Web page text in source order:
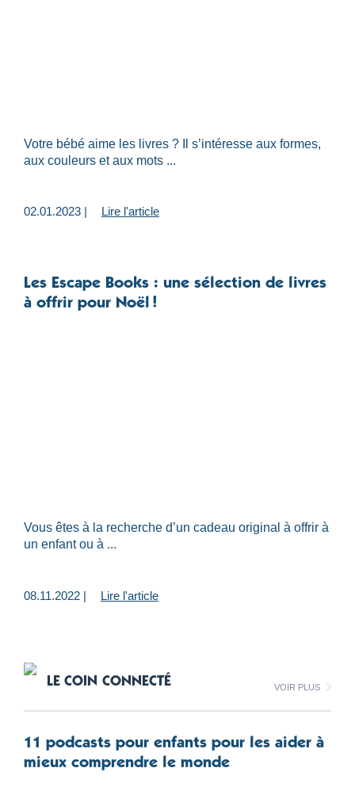
Votre bébé aime les livres ? Il s’intéresse aux formes,
aux couleurs et aux mots ...
02.01.2023 | Lire l'article
Les Escape Books : une sélection de livres
à offrir pour Noël !
Vous êtes à la recherche d’un cadeau original à offrir à
un enfant ou à ...
08.11.2022 | Lire l'article
LE COIN CONNECTÉ Voir plus
11 podcasts pour enfants pour les aider à
mieux comprendre le monde